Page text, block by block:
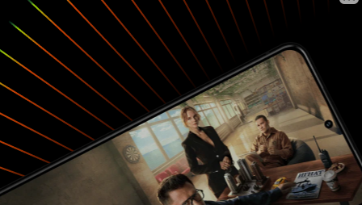
ангел во плоти, она любит сестер и очень хочет
найтиМарию Гваделупе. Однако ей не хватает
твердости характера, силы настоять на своем,
как по мне. Она слишком хороша и слишком
приторна, чтоб считаться моей любимицей.
Гордая, злобная, своенравная
Мария Паула
вызывает намного больше эмоций, чемМария
Фернанда
. За ней и ее моральным падением
очень интересно наблюдать. Эгоизм и
заносчивость отличают ее от сестер. Она тот
человек, для которого верна пословица: «На
войне все средства хороши». Ради счастья
себя любимой она пойдет по головам и даже